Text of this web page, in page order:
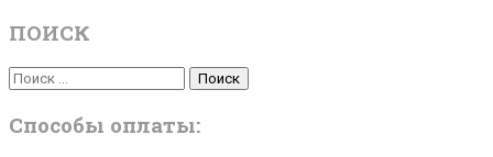
ПОИСК
Поиск Поиск
Способы оплаты: